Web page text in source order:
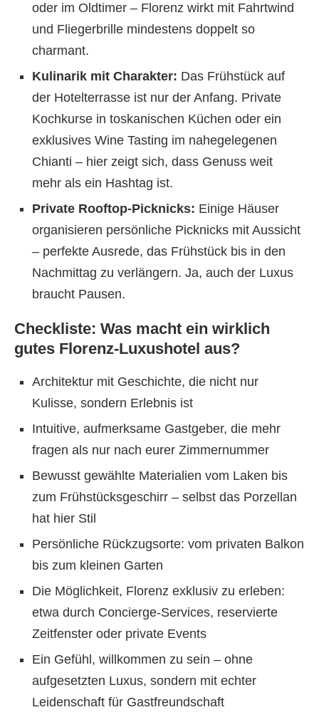
oder im Oldtimer – Florenz wirkt mit Fahrtwind
und Fliegerbrille mindestens doppelt so
charmant.
Kulinarik mit Charakter: Das Frühstück auf
der Hotelterrasse ist nur der Anfang. Private
Kochkurse in toskanischen Küchen oder ein
exklusives Wine Tasting im nahegelegenen
Chianti – hier zeigt sich, dass Genuss weit
mehr als ein Hashtag ist.
Private Rooftop-Picknicks: Einige Häuser
organisieren persönliche Picknicks mit Aussicht
– perfekte Ausrede, das Frühstück bis in den
Nachmittag zu verlängern. Ja, auch der Luxus
braucht Pausen.
Checkliste: Was macht ein wirklich
gutes Florenz-Luxushotel aus?
Architektur mit Geschichte, die nicht nur
Kulisse, sondern Erlebnis ist
Intuitive, aufmerksame Gastgeber, die mehr
fragen als nur nach eurer Zimmernummer
Bewusst gewählte Materialien vom Laken bis
zum Frühstücksgeschirr – selbst das Porzellan
hat hier Stil
Persönliche Rückzugsorte: vom privaten Balkon
bis zum kleinen Garten
Die Möglichkeit, Florenz exklusiv zu erleben:
etwa durch Concierge-Services, reservierte
Zeitfenster oder private Events
Ein Gefühl, willkommen zu sein – ohne
aufgesetzten Luxus, sondern mit echter
Leidenschaft für Gastfreundschaft